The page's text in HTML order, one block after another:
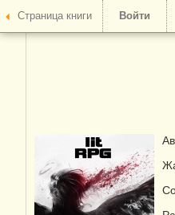
Страница книги Войти